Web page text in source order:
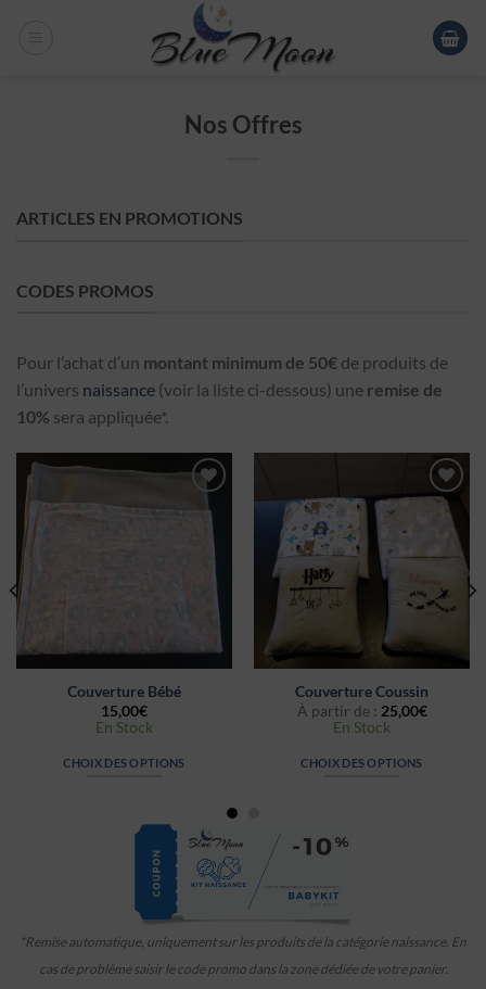
Nos Offres
ARTICLES EN PROMOTIONS
CODES PROMOS
Pour l’achat d’un montant minimum de 50€ de produits de
l’univers naissance (voir la liste ci-dessous) une remise de
10% sera appliquée*.
Couverture Bébé
15,00€
En Stock
CHOIX DES OPTIONS
Couverture Coussin
À partir de : 25,00€
En Stock
CHOIX DES OPTIONS
*Remise automatique, uniquement sur les produits de la catégorie naissance. En
cas de problème saisir le code promo dans la zone dédiée de votre panier.